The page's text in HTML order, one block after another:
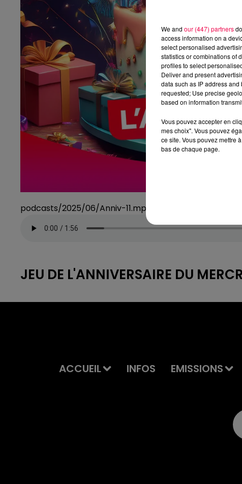
podcasts/2025/06/Anniv-11.mp3
JEU DE L'ANNIVERSAIRE DU
ACCUEIL INFOS EMISSIONS
We and our (447) partners
access information on a
select personalised
statistics or combinations of
profiles to select
Deliver and present
data such as IP address
requested; Use precise
based on information
Vous pouvez accepter en
mes choix". Vous pouvez
ce site. Vous pouvez mettre
bas de chaque page.